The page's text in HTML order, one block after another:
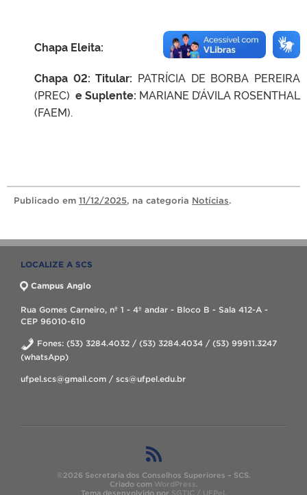
Chapa Eleita:
Chapa 02: Titular: PATRÍCIA DE BORBA PEREIRA
(PREC) e Suplente: MARIANE D’ÁVILA ROSENTHAL
(FAEM).
Publicado em 11/12/2025, na categoria Notícias.
LOCALIZE A SCS
Campus Anglo
Rua Gomes Carneiro, nº 1 - 4º andar - Bloco B - Sala 412-A -
CEP 96010-610
Fones: (53) 3284.4032 / (53) 3284.4034 / (53) 99911.3247
(whatsApp)
ufpel.scs@gmail.com / scs@ufpel.edu.br
©2026 Secretaria dos Conselhos Superiores – SCS.
Criado com WordPress.
Tema desenvolvido por SGTIC / UFPel.